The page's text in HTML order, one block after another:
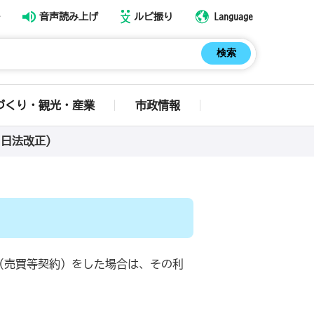
音声読み上げ ルビ振り Language
くり・観光・産業 市政情報
法改正）
買等契約）をした場合は、その利